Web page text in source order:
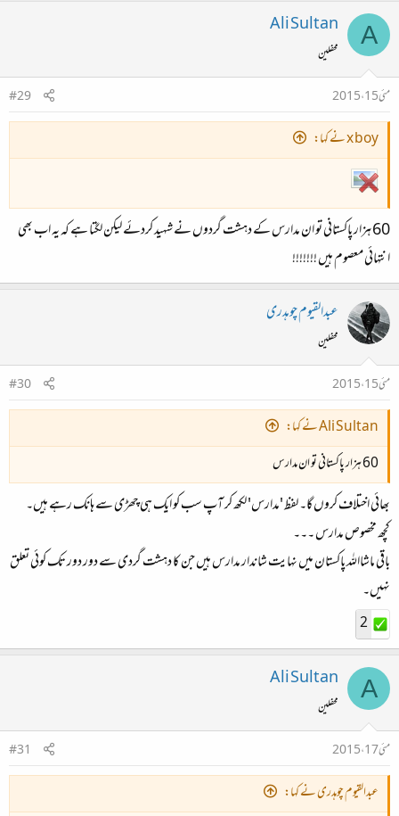
A
Ali Sultan
محفلین
مئی 15، 2015
#29
x boy نے کہا:
60 ہزار پاکستانی تو ان مدارس کے دہشت گردوں نے شہید کردئے لیکن لگتا ہے کہ یہ اب بھی
انتہائی معصوم ہیں !!!!!!!
عبدالقیوم چوہدری
محفلین
مئی 15، 2015
#30
Ali Sultan نے کہا:
60 ہزار پاکستانی تو ان مدارس
بھائی اختلاف کروں گا۔ لفظ 'مدارس' لکھ کر آپ سب کو ایک ہی چھڑی سے ہانک رہے ہیں۔
کچھ مخصوص مدارس ۔۔۔
باقی ماشااللہ پاکستان میں نہایت شاندار مدارس ہیں جن کا دہشت گردی سے دور دور تک کوئی تعلق
نہیں۔
2
A
Ali Sultan
محفلین
مئی 17، 2015
#31
عبدالقیوم چوہدری نے کہا: